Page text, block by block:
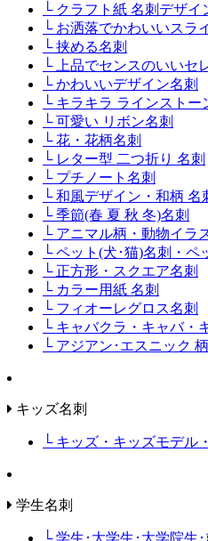
└ クラフト紙 名刺デザイ
└ お洒落でかわいいスラ
└ 挟める名刺
└ 上品でセンスのいいセ
└ かわいいデザイン名刺
└ キラキラ ラインストー
└ 可愛い リボン名刺
└ 花・花柄名刺
└ レター型 二つ折り 名刺
└ プチノート名刺
└ 和風デザイン・和柄 名
└ 季節(春 夏 秋 冬)名刺
└ アニマル柄・動物イラ
└ ペット(犬･猫)名刺・ペ
└ 正方形・スクエア名刺
└ カラー用紙 名刺
└ フィオーレグロス名刺
└ キャバクラ・キャバ・
└ アジアン･エスニック
キッズ名刺
└ キッズ・キッズモデル
学生名刺